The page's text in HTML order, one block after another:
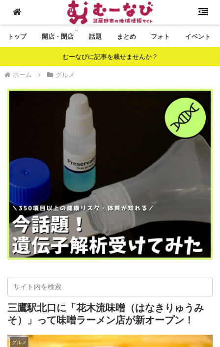
トップ 開店・閉店 話題 まとめ フォト イベント
むーなびに記事を載せませんか？
ホーム グルメ
三鷹駅北口に「花木流味噌（はなきりゅうみ
そ）」って味噌ラーメン店が新オープン！
グルメ